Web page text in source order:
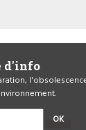
d'info
OK